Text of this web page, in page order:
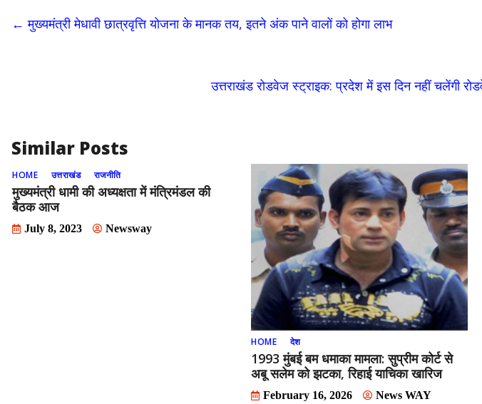
b
o
d
o
l e
← मुख्यमंत्री मेधावी छात्रवृत्ति योजना के मानक तय, इतने अंक पाने वालों को होगा लाभ
उत्तराखंड रोडवेज स्ट्राइक: प्रदेश में इस दिन नहीं चलेंगी
Similar Posts
HOME उत्तराखंड राजनीति
मुख्यमंत्री धामी की अध्यक्षता में मंत्रिमंडल की
बैठक आज
July 8, 2023 Newsway
HOME देश
1993 मुंबई बम धमाका मामला: सुप्रीम कोर्ट से
अबू सलेम को झटका, रिहाई याचिका खारिज
February 16, 2026 News WAY